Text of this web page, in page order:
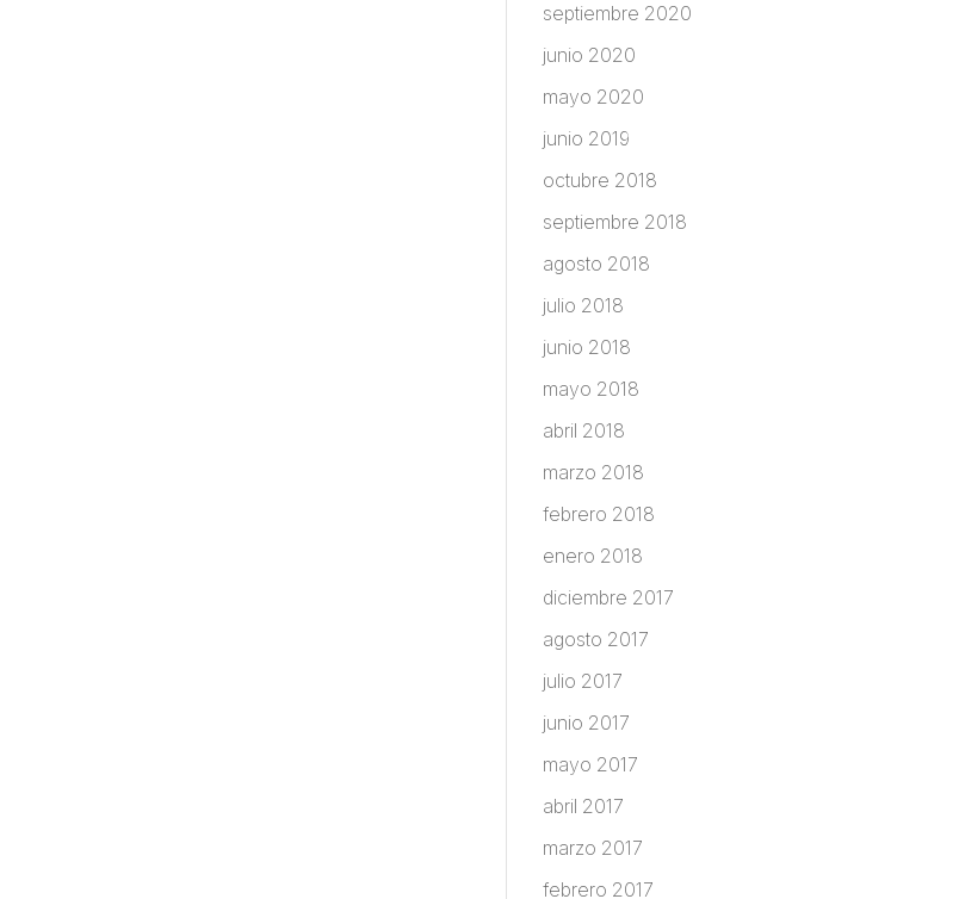
septiembre 2020
junio 2020
mayo 2020
junio 2019
octubre 2018
septiembre 2018
agosto 2018
julio 2018
junio 2018
mayo 2018
abril 2018
marzo 2018
febrero 2018
enero 2018
diciembre 2017
agosto 2017
julio 2017
junio 2017
mayo 2017
abril 2017
marzo 2017
febrero 2017